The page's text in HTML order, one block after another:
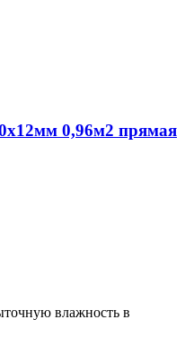
0,96м2 прямая
влажность в